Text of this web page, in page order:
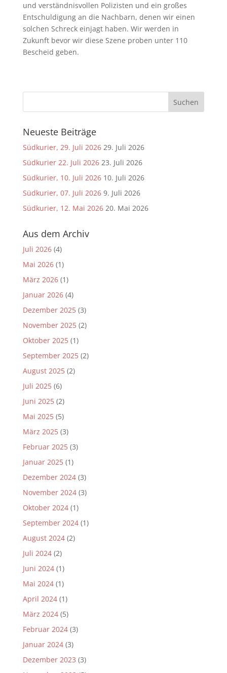
und verständnisvollen Polizisten und ein großes
Entschuldigung an die Nachbarn, denen wir einen
solchen Schreck einjagt haben. Wir werden in
Zukunft bevor wir diese Szene proben unter 110
Bescheid geben.
Neueste Beiträge
Südkurier, 29. Juli 2026 29. Juli 2026
Südkurier 22. Juli 2026 23. Juli 2026
Südkurier, 10. Juli 2026 10. Juli 2026
Südkurier, 07. Juli 2026 9. Juli 2026
Südkurier, 12. Mai 2026 20. Mai 2026
Aus dem Archiv
Juli 2026(4)
Mai 2026(1)
März 2026(1)
Januar 2026(4)
Dezember 2025(3)
November 2025(2)
Oktober 2025(1)
September 2025(2)
August 2025(2)
Juli 2025(6)
Juni 2025(2)
Mai 2025(5)
März 2025(3)
Februar 2025(3)
Januar 2025(1)
Dezember 2024(3)
November 2024(3)
Oktober 2024(1)
September 2024(1)
August 2024(2)
Juli 2024(2)
Juni 2024(1)
Mai 2024(1)
April 2024(1)
März 2024(5)
Februar 2024(3)
Januar 2024(3)
Dezember 2023 (3)